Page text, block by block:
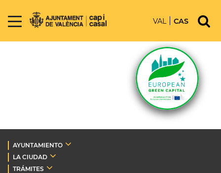
VAL CAS
AYUNTAMIENTO
LA CIUDAD
TRÁMITES